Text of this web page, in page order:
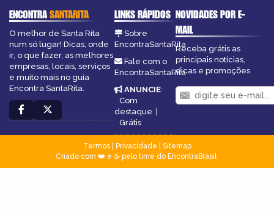
ENCONTRASANTARITA
O melhor de Santa Rita
num só lugar! Dicas, onde
ir, o que fazer, as melhores
empresas, locais, serviços
e muito mais no guia
Encontra SantaRita.
LINKS RÁPIDOS
Sobre
EncontraSantaRita
Fale com o
EncontraSantaRita
ANUNCIE:
Com
destaque
Grátis
NOVIDADES POR E-
MAIL
Receba grátis as
principais notícias,
dicas e promoções
Termos| Privacidade
Sitemap
Criado com ❤️ e ☕ pelo time do EncontraBrasil